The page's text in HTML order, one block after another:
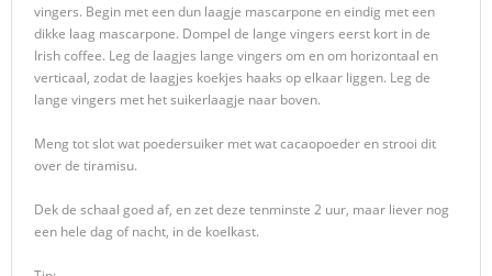
vingers. Begin met een dun laagje mascarpone en eindig met een
dikke laag mascarpone. Dompel de lange vingers eerst kort in de
Irish coffee. Leg de laagjes lange vingers om en om horizontaal en
verticaal, zodat de laagjes koekjes haaks op elkaar liggen. Leg de
lange vingers met het suikerlaagje naar boven.
Meng tot slot wat poedersuiker met wat cacaopoeder en strooi dit
over de tiramisu.
Dek de schaal goed af, en zet deze tenminste 2 uur, maar liever nog
een hele dag of nacht, in de koelkast.